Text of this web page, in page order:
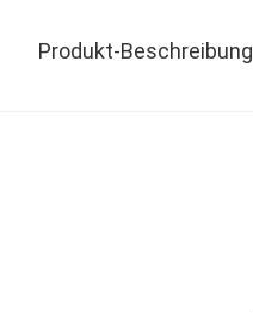
Produkt-Beschreibung